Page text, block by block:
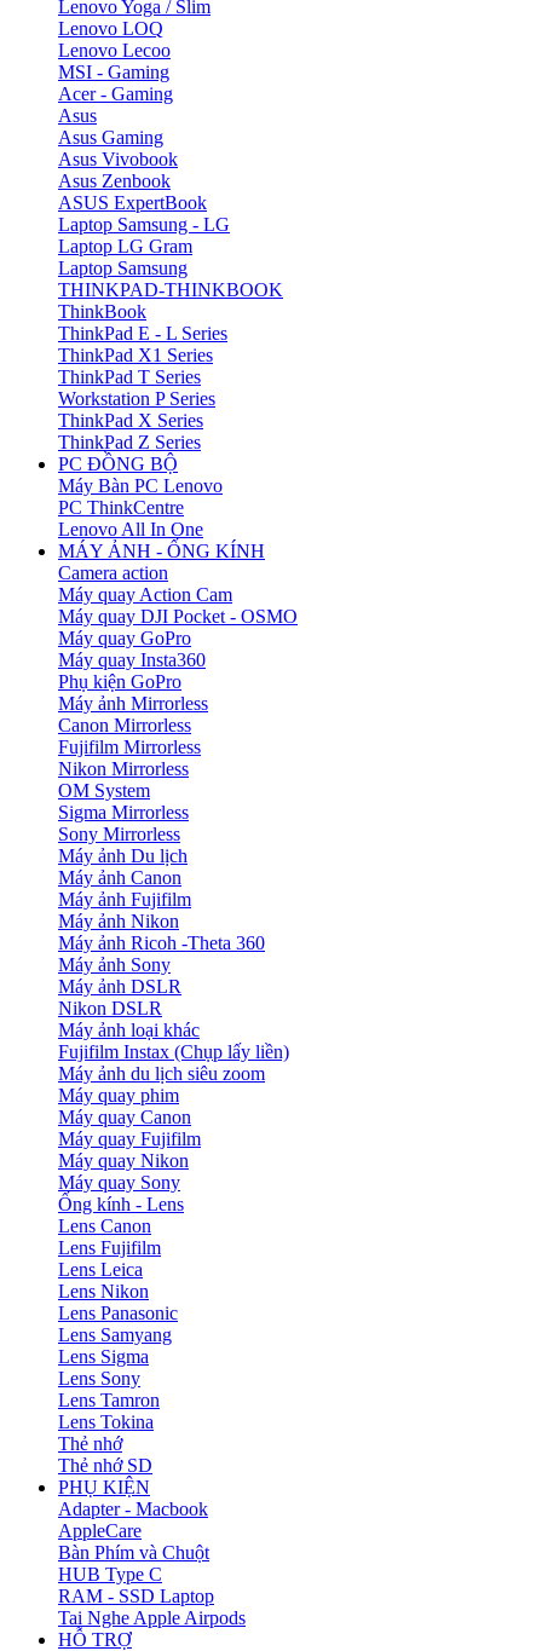
Lenovo Yoga / Slim
Lenovo LOQ
Lenovo Lecoo
MSI - Gaming
Acer - Gaming
Asus
Asus Gaming
Asus Vivobook
Asus Zenbook
ASUS ExpertBook
Laptop Samsung - LG
Laptop LG Gram
Laptop Samsung
THINKPAD-THINKBOOK
ThinkBook
ThinkPad E - L Series
ThinkPad X1 Series
ThinkPad T Series
Workstation P Series
ThinkPad X Series
ThinkPad Z Series
PC ĐỒNG BỘ
Máy Bàn PC Lenovo
PC ThinkCentre
Lenovo All In One
MÁY ẢNH - ỐNG KÍNH
Camera action
Máy quay Action Cam
Máy quay DJI Pocket - OSMO
Máy quay GoPro
Máy quay Insta360
Phụ kiện GoPro
Máy ảnh Mirrorless
Canon Mirrorless
Fujifilm Mirrorless
Nikon Mirrorless
OM System
Sigma Mirrorless
Sony Mirrorless
Máy ảnh Du lịch
Máy ảnh Canon
Máy ảnh Fujifilm
Máy ảnh Nikon
Máy ảnh Ricoh -Theta 360
Máy ảnh Sony
Máy ảnh DSLR
Nikon DSLR
Máy ảnh loại khác
Fujifilm Instax (Chụp lấy liền)
Máy ảnh du lịch siêu zoom
Máy quay phim
Máy quay Canon
Máy quay Fujifilm
Máy quay Nikon
Máy quay Sony
Ống kính - Lens
Lens Canon
Lens Fujifilm
Lens Leica
Lens Nikon
Lens Panasonic
Lens Samyang
Lens Sigma
Lens Sony
Lens Tamron
Lens Tokina
Thẻ nhớ
Thẻ nhớ SD
PHỤ KIỆN
Adapter - Macbook
AppleCare
Bàn Phím và Chuột
HUB Type C
RAM - SSD Laptop
Tai Nghe Apple Airpods
HỖ TRỢ